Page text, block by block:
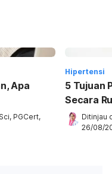
Apa
PGCert,
Hipertensi
5 Tujuan
Secara
Ditinjau
26/08/